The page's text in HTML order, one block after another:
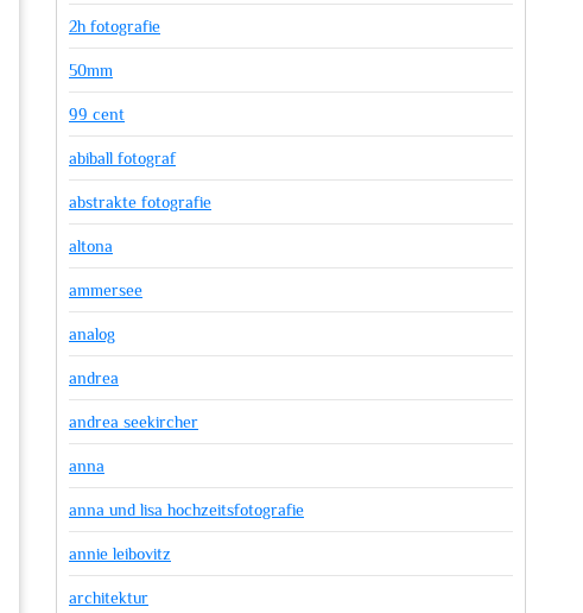
2h fotografie
50mm
99 cent
abiball fotograf
abstrakte fotografie
altona
ammersee
analog
andrea
andrea seekircher
anna
anna und lisa hochzeitsfotografie
annie leibovitz
architektur